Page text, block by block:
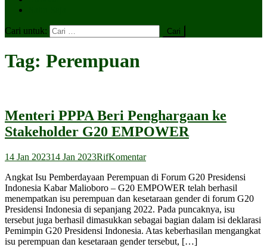
Cari untuk:
Tag: Perempuan
Menteri PPPA Beri Penghargaan ke
Stakeholder G20 EMPOWER
14 Jan 202314 Jan 2023RifKomentar
Angkat Isu Pemberdayaan Perempuan di Forum G20 Presidensi
Indonesia Kabar Malioboro – G20 EMPOWER telah berhasil
menempatkan isu perempuan dan kesetaraan gender di forum G20
Presidensi Indonesia di sepanjang 2022. Pada puncaknya, isu
tersebut juga berhasil dimasukkan sebagai bagian dalam isi deklarasi
Pemimpin G20 Presidensi Indonesia. Atas keberhasilan mengangkat
isu perempuan dan kesetaraan gender tersebut, […]